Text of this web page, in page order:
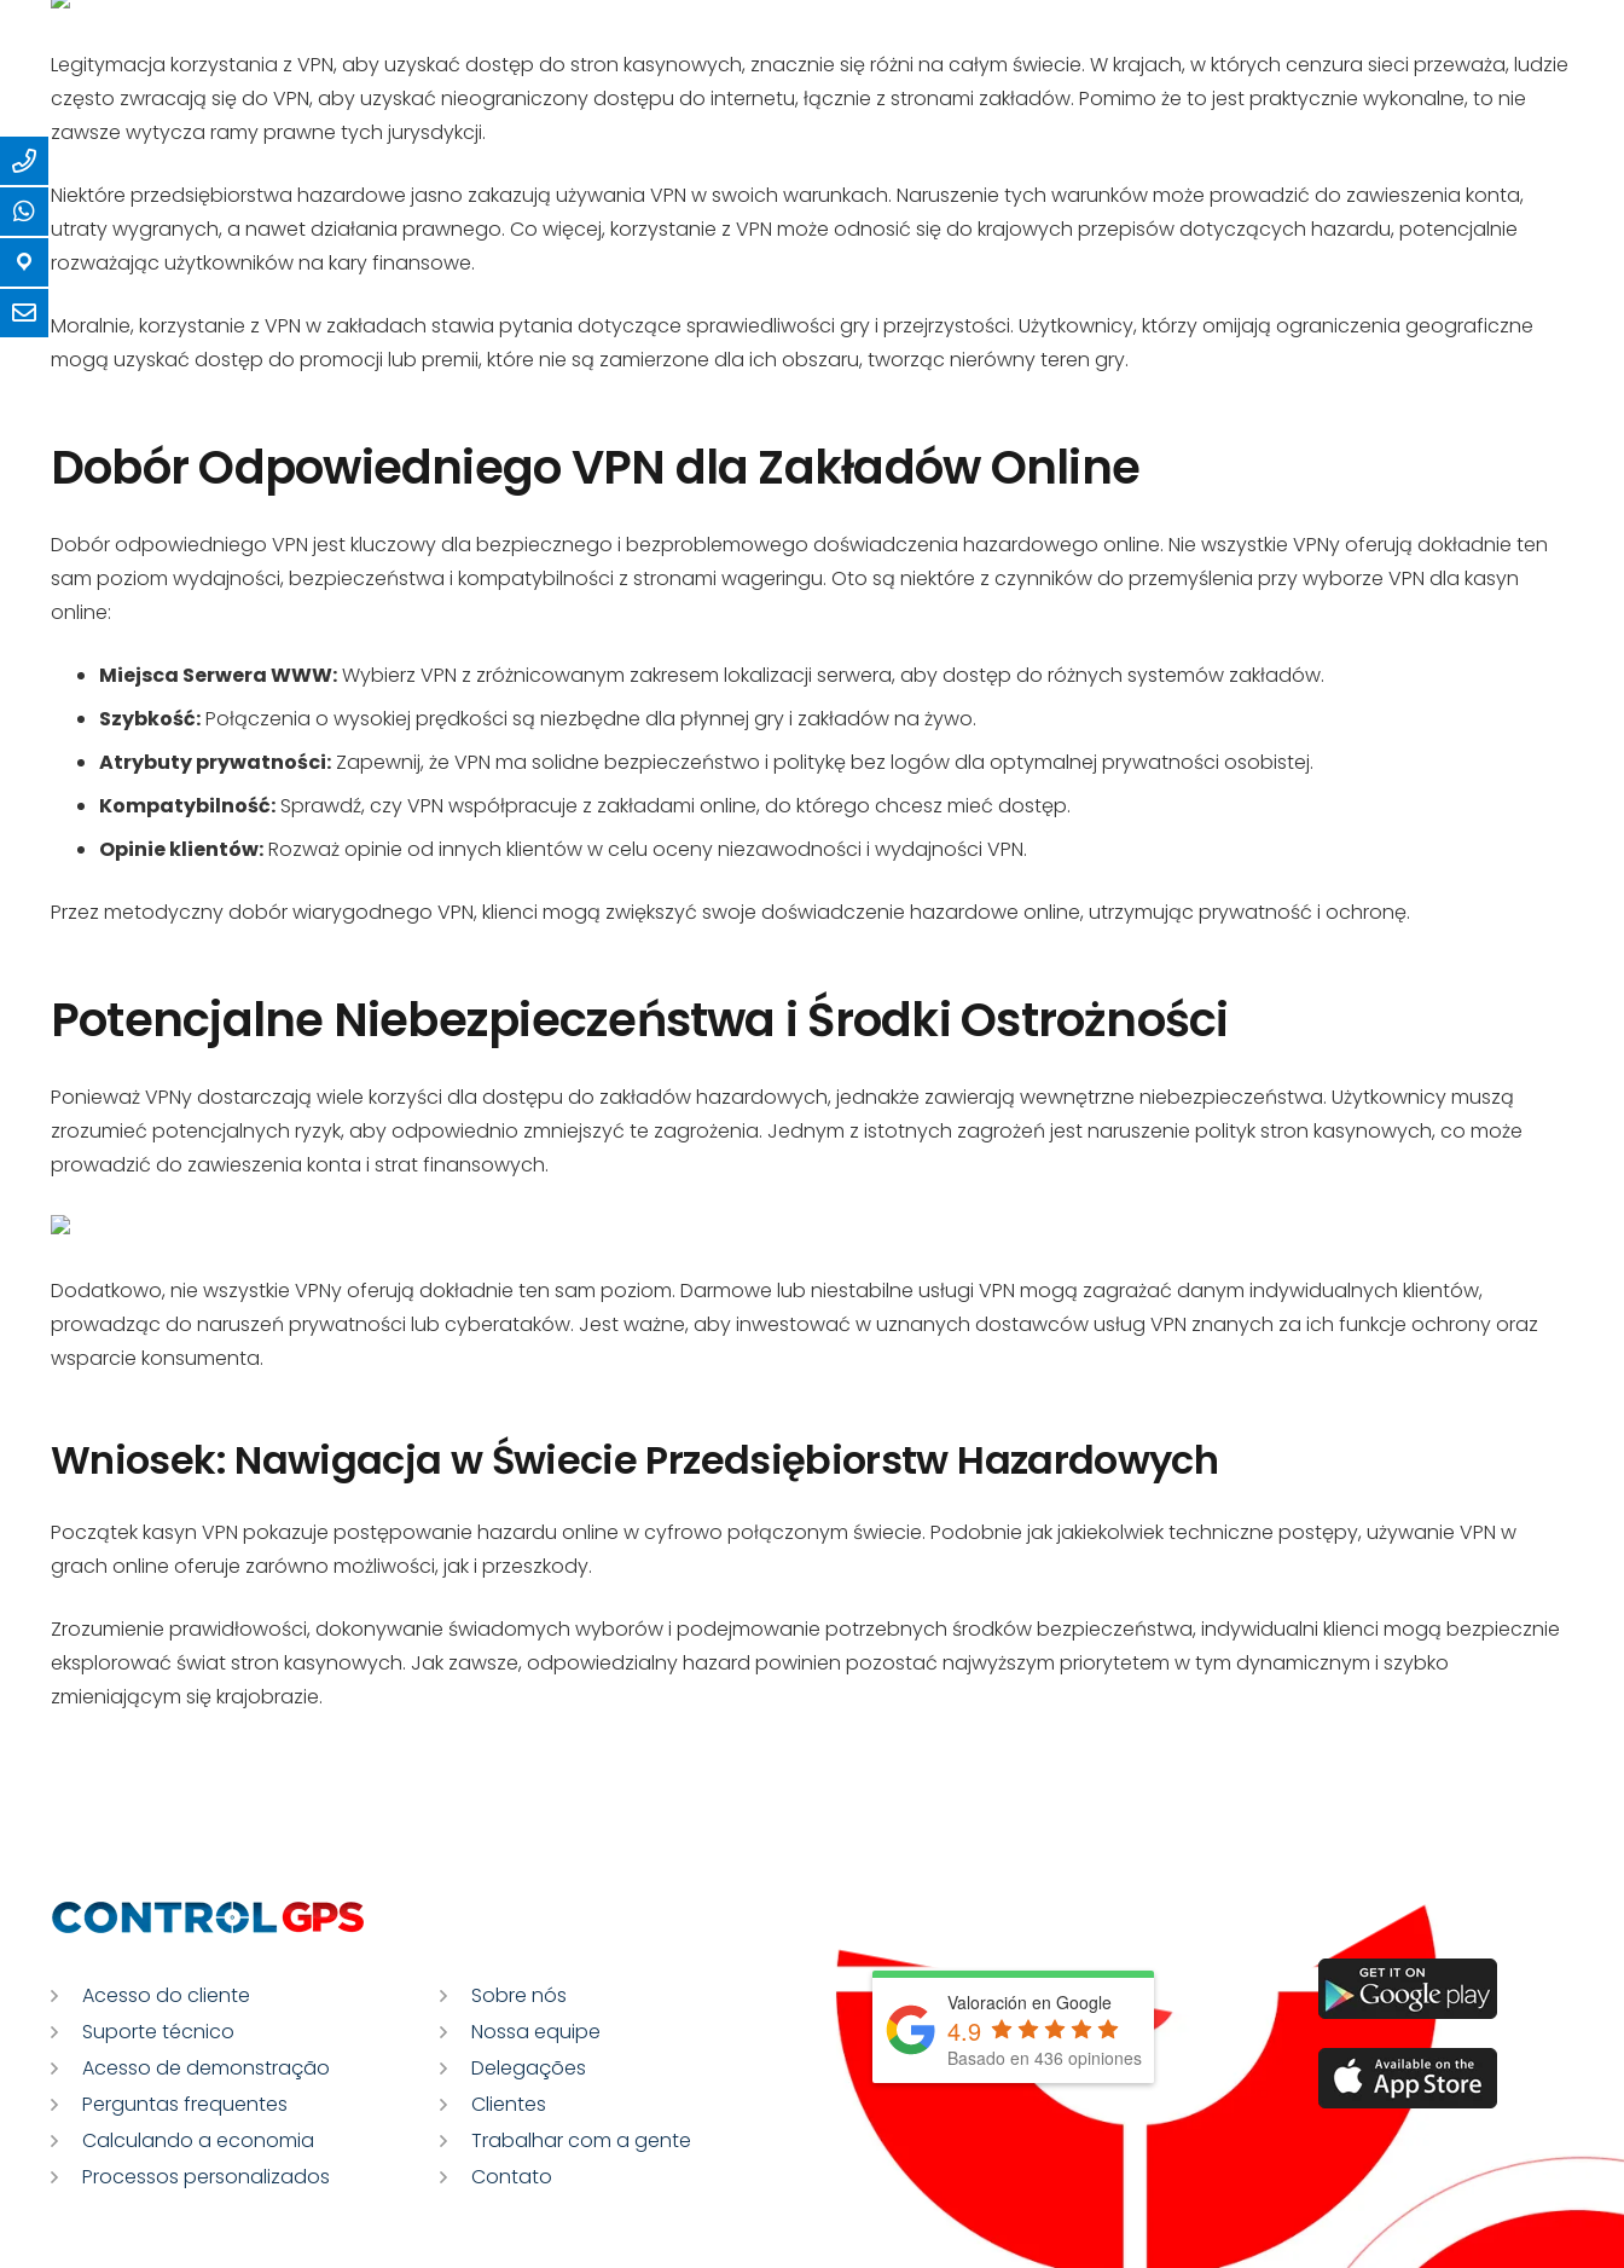
Legitymacja korzystania z VPN, aby uzyskać dostęp do stron kasynowych, znacznie się różni na całym świecie. W krajach, w których cenzura sieci przeważa, ludzie
często zwracają się do VPN, aby uzyskać nieograniczony dostępu do internetu, łącznie z stronami zakładów. Pomimo że to jest praktycznie wykonalne, to nie
zawsze wytycza ramy prawne tych jurysdykcji.
Niektóre przedsiębiorstwa hazardowe jasno zakazują używania VPN w swoich warunkach. Naruszenie tych warunków może prowadzić do zawieszenia konta,
utraty wygranych, a nawet działania prawnego. Co więcej, korzystanie z VPN może odnosić się do krajowych przepisów dotyczących hazardu, potencjalnie
rozważając użytkowników na kary finansowe.
Moralnie, korzystanie z VPN w zakładach stawia pytania dotyczące sprawiedliwości gry i przejrzystości. Użytkownicy, którzy omijają ograniczenia geograficzne
mogą uzyskać dostęp do promocji lub premii, które nie są zamierzone dla ich obszaru, tworząc nierówny teren gry.
Dobór Odpowiedniego VPN dla Zakładów Online
Dobór odpowiedniego VPN jest kluczowy dla bezpiecznego i bezproblemowego doświadczenia hazardowego online. Nie wszystkie VPNy oferują dokładnie ten
sam poziom wydajności, bezpieczeństwa i kompatybilności z stronami wageringu. Oto są niektóre z czynników do przemyślenia przy wyborze VPN dla kasyn
online:
Miejsca Serwera WWW:Wybierz VPN z zróżnicowanym zakresem lokalizacji serwera, aby dostęp do różnych systemów zakładów.
Szybkość:Połączenia o wysokiej prędkości są niezbędne dla płynnej gry i zakładów na żywo.
Atrybuty prywatności: Zapewnij, że VPN ma solidne bezpieczeństwo i politykę bez logów dla optymalnej prywatności osobistej.
Kompatybilność: Sprawdź, czy VPN współpracuje z zakładami online, do którego chcesz mieć dostęp.
Opinie klientów:Rozważ opinie od innych klientów w celu oceny niezawodności i wydajności VPN.
Przez metodyczny dobór wiarygodnego VPN, klienci mogą zwiększyć swoje doświadczenie hazardowe online, utrzymując prywatność i ochronę.
Potencjalne Niebezpieczeństwa i Środki Ostrożności
Ponieważ VPNy dostarczają wiele korzyści dla dostępu do zakładów hazardowych, jednakże zawierają wewnętrzne niebezpieczeństwa. Użytkownicy muszą
zrozumieć potencjalnych ryzyk, aby odpowiednio zmniejszyć te zagrożenia. Jednym z istotnych zagrożeń jest naruszenie polityk stron kasynowych, co może
prowadzić do zawieszenia konta i strat finansowych.
Dodatkowo, nie wszystkie VPNy oferują dokładnie ten sam poziom. Darmowe lub niestabilne usługi VPN mogą zagrażać danym indywidualnych klientów,
prowadząc do naruszeń prywatności lub cyberataków. Jest ważne, aby inwestować w uznanych dostawców usług VPN znanych za ich funkcje ochrony oraz
wsparcie konsumenta.
Wniosek: Nawigacja w Świecie Przedsiębiorstw Hazardowych
Początek kasyn VPN pokazuje postępowanie hazardu online w cyfrowo połączonym świecie. Podobnie jak jakiekolwiek techniczne postępy, używanie VPN w
grach online oferuje zarówno możliwości, jak i przeszkody.
Zrozumienie prawidłowości, dokonywanie świadomych wyborów i podejmowanie potrzebnych środków bezpieczeństwa, indywidualni klienci mogą bezpiecznie
eksplorować świat stron kasynowych. Jak zawsze, odpowiedzialny hazard powinien pozostać najwyższym priorytetem w tym dynamicznym i szybko
zmieniającym się krajobrazie.
Acesso do cliente
Suporte técnico
Acesso de demonstração
Perguntas frequentes
Calculando a economia
Processos personalizados
Sobre nós
Nossa equipe
Delegações
Clientes
Trabalhar com a gente
Contato
Valoración en Google
4.9
Basado en 436 opiniones